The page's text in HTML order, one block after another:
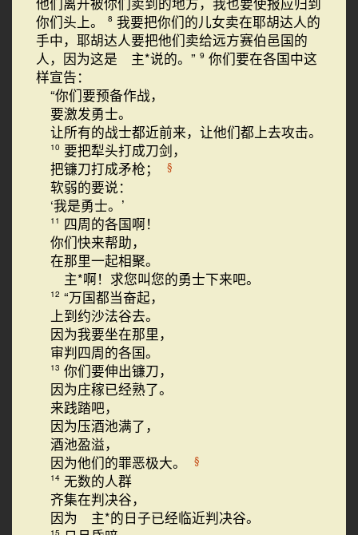
你们头上。
8 我要把你们的儿女卖在耶胡达人的
手中，耶胡达人要把他们卖给远方赛伯邑国的
人，因为这是 主*说的。” 9 你们要在各国中这
样宣告：
“你们要预备作战，
要激发勇士。
让所有的战士都近前来，让他们都上去攻击。
10 要把犁头打成刀剑，
把镰刀打成矛枪；
§
软弱的要说：
‘我是勇士。’
11 四周的各国啊！
你们快来帮助，
在那里一起相聚。
主*啊！求您叫您的勇士下来吧。
12 “万国都当奋起，
上到约沙法谷去。
因为我要坐在那里，
审判四周的各国。
13 你们要伸出镰刀，
因为庄稼已经熟了。
来践踏吧，
因为压酒池满了，
酒池盈溢，
因为他们的罪恶极大。
§
14 无数的人群
齐集在判决谷，
因为 主*的日子已经临近判决谷。
15